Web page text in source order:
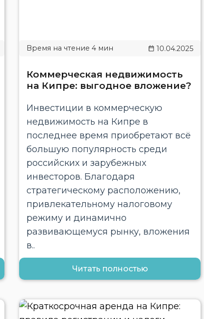
10.04.2025
Коммерческая недвижимость
на Кипре: выгодное вложение?
Инвестиции в коммерческую
недвижимость на Кипре в
последнее время приобретают всё
большую популярность среди
российских и зарубежных
инвесторов. Благодаря
стратегическому расположению,
привлекательному налоговому
режиму и динамично
развивающемуся рынку, вложения
в..
Читать полностью